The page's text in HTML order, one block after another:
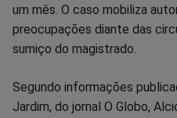
FacebookWhatsappTwitter
um mês. O caso mobiliza
preocupações diante das
sumiço do magistrado.
Segundo informações
Jardim, do jornal O Globo,